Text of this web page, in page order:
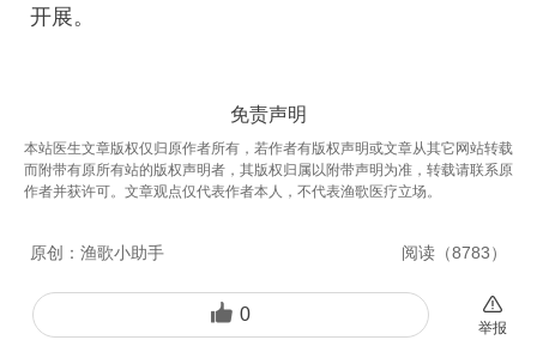
开展。
免责声明
本站医生文章版权仅归原作者所有，若作者有版权声明或文章从其它网站转载
而附带有原所有站的版权声明者，其版权归属以附带声明为准，转载请联系原
作者并获许可。文章观点仅代表作者本人，不代表渔歌医疗立场。
原创： 渔歌小助手 阅读（8783）
0
举报